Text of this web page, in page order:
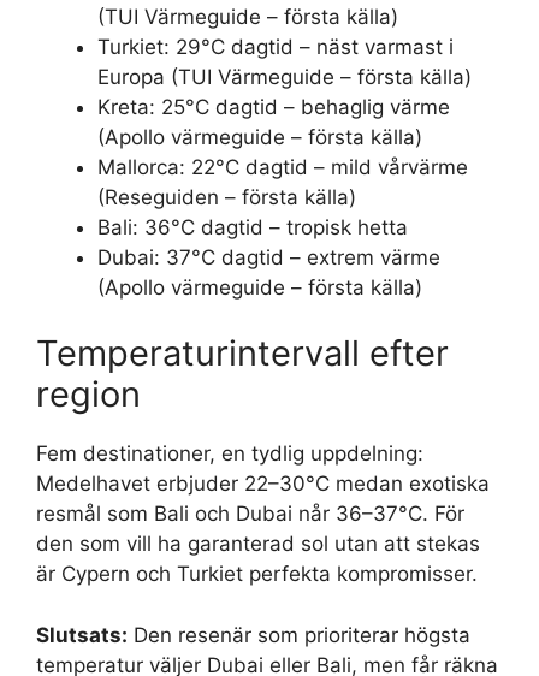
(TUI Värmeguide – första källa)
Turkiet: 29°C dagtid – näst varmast i
Europa (TUI Värmeguide – första källa)
Kreta: 25°C dagtid – behaglig värme
(Apollo värmeguide – första källa)
Mallorca: 22°C dagtid – mild vårvärme
(Reseguiden – första källa)
Bali: 36°C dagtid – tropisk hetta
Dubai: 37°C dagtid – extrem värme
(Apollo värmeguide – första källa)
Temperaturintervall efter
region
Fem destinationer, en tydlig uppdelning:
Medelhavet erbjuder 22–30°C medan exotiska
resmål som Bali och Dubai når 36–37°C. För
den som vill ha garanterad sol utan att stekas
är Cypern och Turkiet perfekta kompromisser.
Slutsats: Den resenär som prioriterar högsta
temperatur väljer Dubai eller Bali, men får räkna